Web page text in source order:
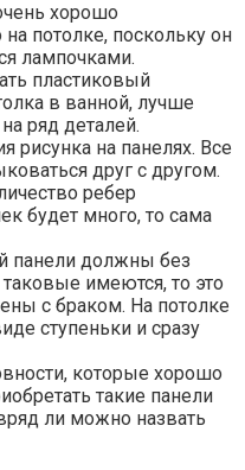
хорошо
потолке, поскольку он
лампочками.
пластиковый
в ванной, лучше
ряд деталей.
на панелях. Все
друг с другом.
ребер
будет много, то сама
панели должны без
имеются, то это
с браком. На потолке
ступеньки и сразу
которые хорошо
такие панели
ли можно назвать